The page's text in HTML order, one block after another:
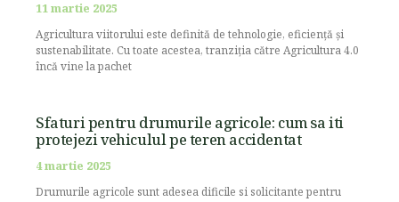
11 martie 2025
Agricultura viitorului este definită de tehnologie, eficiență și
sustenabilitate. Cu toate acestea, tranziția către Agricultura 4.0
încă vine la pachet
Sfaturi pentru drumurile agricole: cum sa iti
protejezi vehiculul pe teren accidentat
4 martie 2025
Drumurile agricole sunt adesea dificile si solicitante pentru